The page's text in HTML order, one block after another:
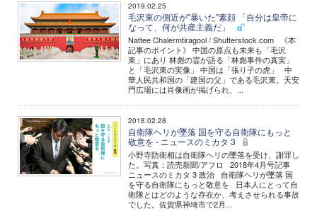
2019.02.25
毛沢東の側近が"暴いた"素顔 「自分は皇帝に
なって、何が共産主義だ」
Nattee Chalermtiragool / Shutterstock.com 《本
記事のポイント》 中国の原点も未来も「毛沢
東」にあり 林彪の霊が語る「林彪事件の真実」
と「毛沢東の実像」 中国は「張り子の虎」 中
華人民共和国の「建国の父」である毛沢東。天安
門広場には肖像画が掲げられ、...
2018.02.28
自衛隊ヘリが墜落 国を守る自衛隊にもっと
敬意を - ニュースのミカタ 3
小野寺防衛相は自衛隊ヘリの墜落を受け、謝罪し
た。写真：読売新聞/アフロ 2018年4月号記事
ニュースのミカタ 3 政治 自衛隊ヘリが墜落 国
を守る自衛隊にもっと敬意を 日本人にとって自
衛隊とはどのような存在か、考えさせられる事故
でした。佐賀県神埼市で2月...